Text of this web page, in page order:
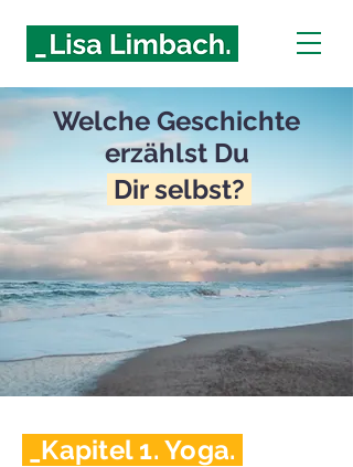
Welche Geschichte
erzählst Du
Dir selbst?
_Kapitel 1. Yoga.